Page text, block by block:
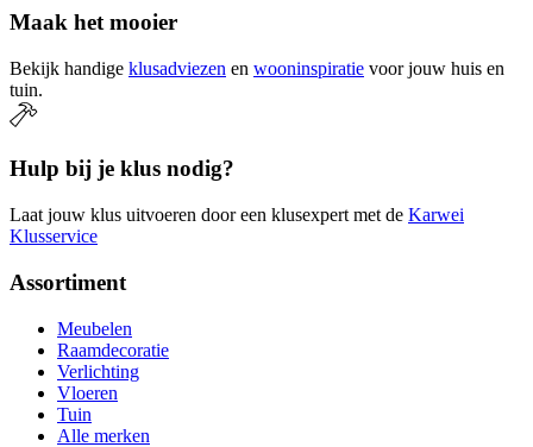
Maak het mooier
Bekijk handige klusadviezen en wooninspiratie voor jouw huis en
tuin.
Hulp bij je klus nodig?
Laat jouw klus uitvoeren door een klusexpert met de Karwei
Klusservice
Assortiment
Meubelen
Raamdecoratie
Verlichting
Vloeren
Tuin
Alle merken